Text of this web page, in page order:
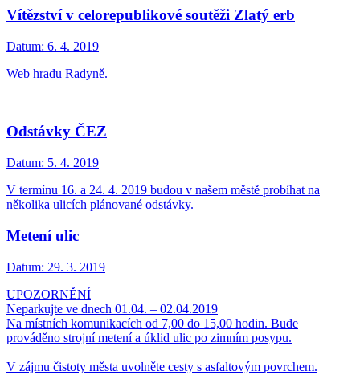
Vítězství v celorepublikové soutěži Zlatý erb
Datum: 6. 4. 2019
Web hradu Radyně.
Odstávky ČEZ
Datum: 5. 4. 2019
V termínu 16. a 24. 4. 2019 budou v našem městě probíhat na
několika ulicích plánované odstávky.
Metení ulic
Datum: 29. 3. 2019
UPOZORNĚNÍ
Neparkujte ve dnech 01.04. – 02.04.2019
Na místních komunikacích od 7,00 do 15,00 hodin. Bude
prováděno strojní metení a úklid ulic po zimním posypu.
V zájmu čistoty města uvolněte cesty s asfaltovým povrchem.